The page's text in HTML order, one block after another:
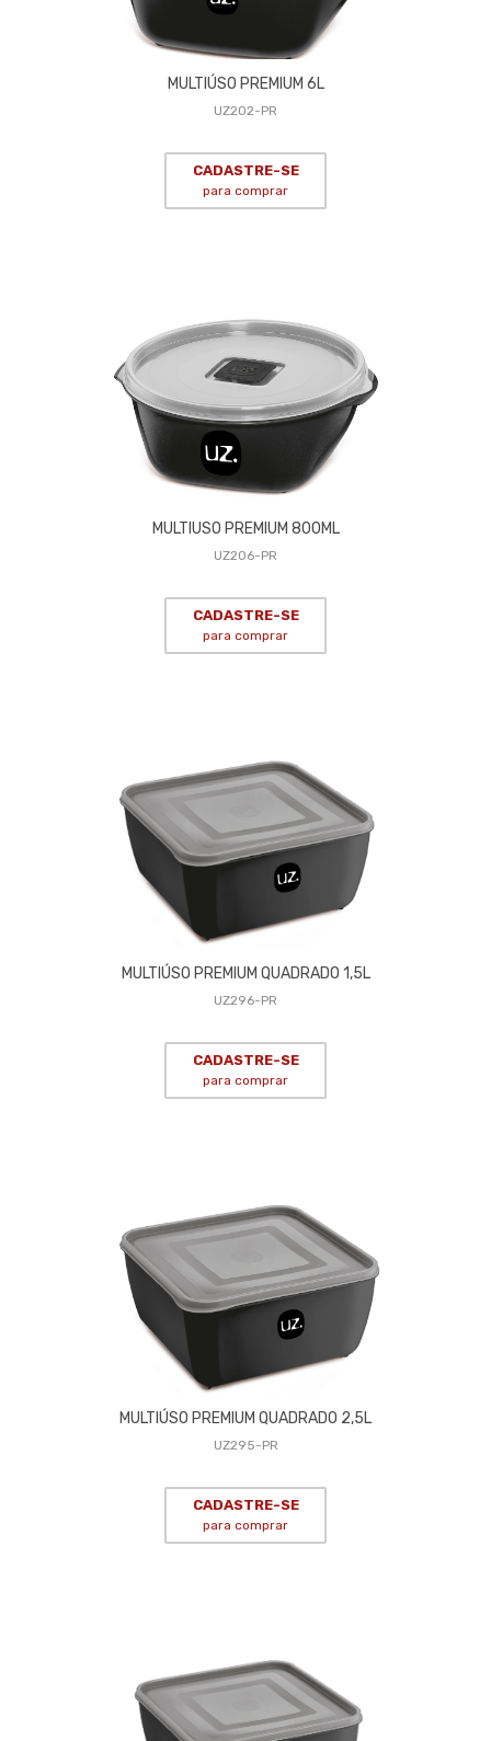
MULTIÚSO PREMIUM 6L
UZ202-PR
CADASTRE-SE
para comprar
MULTIUSO PREMIUM 800ML
UZ206-PR
CADASTRE-SE
para comprar
MULTIÚSO PREMIUM QUADRADO 1,5L
UZ296-PR
CADASTRE-SE
para comprar
MULTIÚSO PREMIUM QUADRADO 2,5L
UZ295-PR
CADASTRE-SE
para comprar